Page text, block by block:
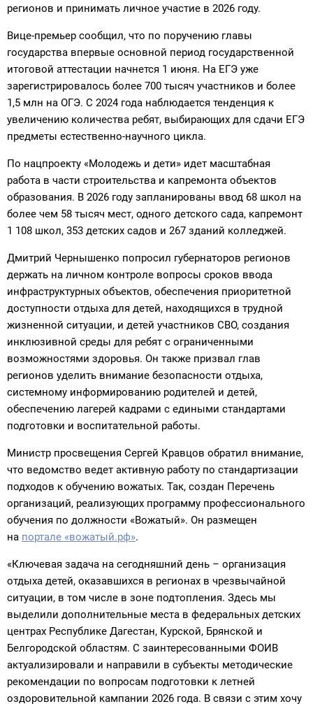
регионов и принимать личное участие в 2026 году.
Вице-премьер сообщил, что по поручению главы
государства впервые основной период государственной
итоговой аттестации начнется 1 июня. На ЕГЭ уже
зарегистрировалось более 700 тысяч участников и более
1,5 млн на ОГЭ. С 2024 года наблюдается тенденция к
увеличению количества ребят, выбирающих для сдачи ЕГЭ
предметы естественно-научного цикла.
По нацпроекту «Молодежь и дети» идет масштабная
работа в части строительства и капремонта объектов
образования. В 2026 году запланированы ввод 68 школ на
более чем 58 тысяч мест, одного детского сада, капремонт
1 108 школ, 353 детских садов и 267 зданий колледжей.
Дмитрий Чернышенко попросил губернаторов регионов
держать на личном контроле вопросы сроков ввода
инфраструктурных объектов, обеспечения приоритетной
доступности отдыха для детей, находящихся в трудной
жизненной ситуации, и детей участников СВО, создания
инклюзивной среды для ребят с ограниченными
возможностями здоровья. Он также призвал глав
регионов уделить внимание безопасности отдыха,
системному информированию родителей и детей,
обеспечению лагерей кадрами с едиными стандартами
подготовки и воспитательной работы.
Министр просвещения Сергей Кравцов обратил внимание,
что ведомство ведет активную работу по стандартизации
подходов к обучению вожатых. Так, создан Перечень
организаций, реализующих программу профессионального
обучения по должности «Вожатый». Он размещен
на портале «вожатый.рф».
«Ключевая задача на сегодняшний день – организация
отдыха детей, оказавшихся в регионах в чрезвычайной
ситуации, в том числе в зоне подтопления. Здесь мы
выделили дополнительные места в федеральных детских
центрах Республике Дагестан, Курской, Брянской и
Белгородской областям. С заинтересованными ФОИВ
актуализировали и направили в субъекты методические
рекомендации по вопросам подготовки к летней
оздоровительной кампании 2026 года. В связи с этим хочу